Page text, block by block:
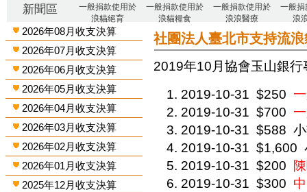
新聞區
一般捐款使用於
浪貓絕育
一般捐款使用於
浪貓糧食
一般捐款使用於
浪浪醫療
一般捐
浪
2026年08月收支決算
2026年07月收支決算
2026年06月收支決算
2026年05月收支決算
2026年04月收支決算
2026年03月收支決算
2026年02月收支決算
2026年01月收支決算
2025年12月收支決算
社團法人臺北市支持流
2019年10月 協會玉山銀
2019-10-31 $250
2019-10-31 $700
2019-10-31 $588
2019-10-31 $1,600
2019-10-31 $200
2019-10-31 $300